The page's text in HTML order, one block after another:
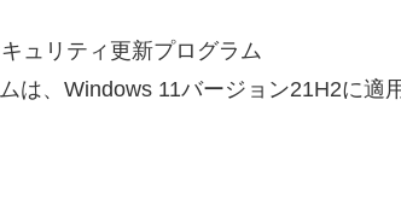
ュリティ更新プログラム
は、Windows 11バージョン21H2に適